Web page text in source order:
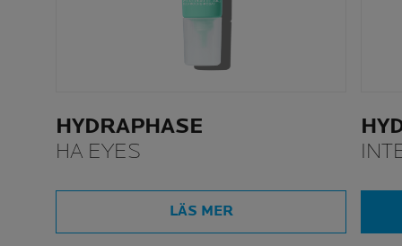
HYDRAPHASE
HA EYES
LÄS MER